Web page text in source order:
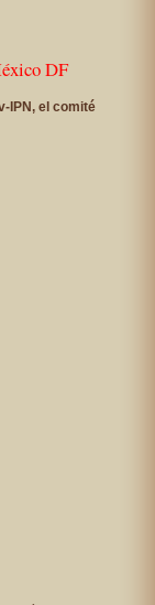
DF
IPN, el comité